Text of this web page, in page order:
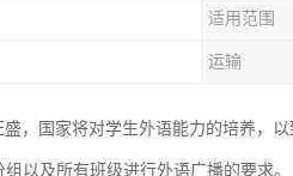
适用范围
运输
，国家将对学生外语能力的培养，
以及所有班级进行外语广播的要求。